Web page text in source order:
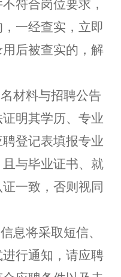
符合岗位要求，
一经查实，立即
用后被查实的，解
材料与招聘公告
明其学历、专业
聘登记表填报专业
与毕业证书、就
一致，否则视同
息将采取短信、
进行通知，请应聘